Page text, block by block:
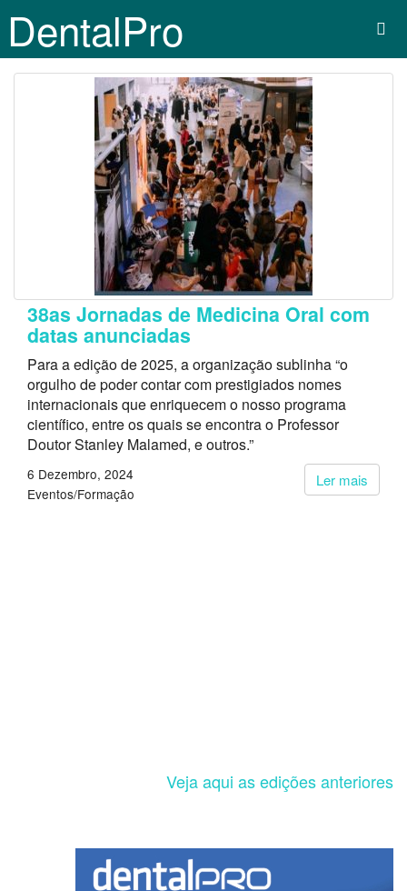
DentalPro
38as Jornadas de Medicina Oral com
datas anunciadas
Para a edição de 2025, a organização sublinha “o
orgulho de poder contar com prestigiados nomes
internacionais que enriquecem o nosso programa
científico, entre os quais se encontra o Professor
Doutor Stanley Malamed, e outros.”
Ler mais
6 Dezembro, 2024
Eventos/Formação
Veja aqui as edições anteriores